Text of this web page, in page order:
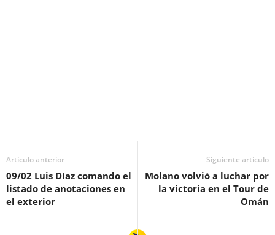
Artículo anterior
09/02 Luis Díaz comando el
listado de anotaciones en
el exterior
Siguiente artículo
Molano volvió a luchar por
la victoria en el Tour de
Omán